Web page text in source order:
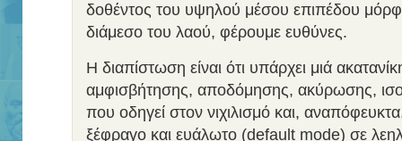
δοθέντος του υψηλού μέσου επιπέδου
διάμεσο του λαού, φέρουμε ευθύνες.
Η διαπίστωση είναι ότι υπάρχει μιά
αμφισβήτησης, αποδόμησης, ακύρωσης,
που οδηγεί στον νιχιλισμό και,
ξέφραγο και ευάλωτο (default mode) σε